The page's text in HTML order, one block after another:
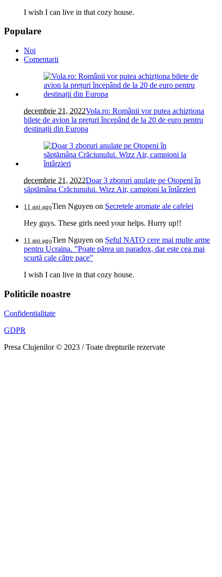
I wish I can live in that cozy house.
Populare
Noi
Comentarii
decembrie 21, 2022Vola.ro: Românii vor putea achizționa
bilete de avion la prețuri începând de la 20 de euro pentru
destinații din Europa
decembrie 21, 2022Doar 3 zboruri anulate pe Otopeni în
săptămâna Crăciunului. Wizz Air, campioni la întârzieri
11 ani agoTien Nguyen on Secretele aromate ale cafelei
Hey guys. These girls need your helps. Hurry up!!
11 ani agoTien Nguyen on Șeful NATO cere mai multe arme
pentru Ucraina. ”Poate părea un paradox, dar este cea mai
scurtă cale către pace”
I wish I can live in that cozy house.
Politicile noastre
Confidentialitate
GDPR
Presa Clujenilor © 2023 / Toate drepturile rezervate